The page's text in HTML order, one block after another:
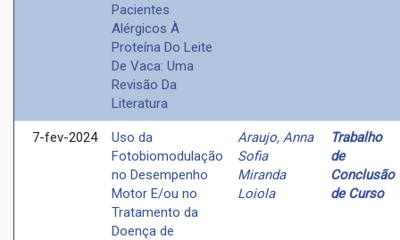
Pacientes
Alérgicos À
Proteína Do Leite
De Vaca: Uma
Revisão Da
Literatura
7-fev-2024
Uso da
Fotobiomodulação
no Desempenho
Motor E/ou no
Tratamento da
Doença de
Araujo, Anna
Sofia
Miranda
Loiola
Trabalho
de
Conclusão
de Curso